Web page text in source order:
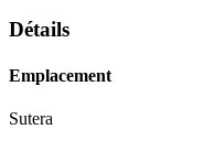
Détails
Emplacement
Sutera